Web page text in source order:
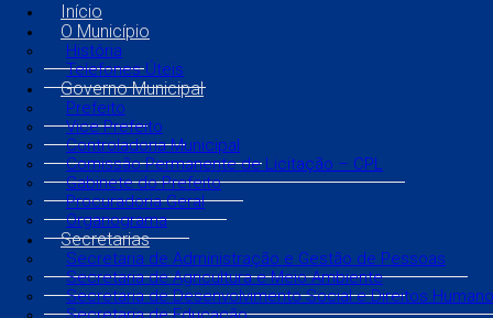
Início
O Município
História
Telefones Úteis
Governo Municipal
Prefeito
Vice Prefeito
Controladoria Municipal
Comissão Permanente de Licitação – CPL
Gabinete do Prefeito
Procuradoria Geral
Organograma
Secretarias
Secretaria de Administração e Gestão de Pessoas
Secretaria de Agricultura e Meio Ambiente
Secretaria de Desenvolvimento Social e Direitos